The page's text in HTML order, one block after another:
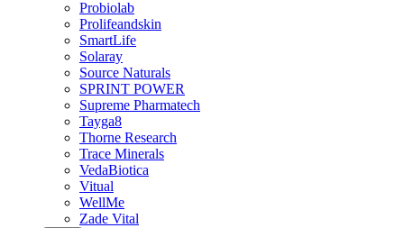
Probiolab
Prolifeandskin
SmartLife
Solaray
Source Naturals
SPRINT POWER
Supreme Pharmatech
Tayga8
Thorne Research
Trace Minerals
VedaBiotica
Vitual
WellMe
Zade Vital